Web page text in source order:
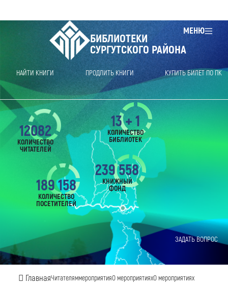
МЕНЮ
БИБЛИОТЕКИ
СУРГУТСКОГО РАЙОНА
НАЙТИ КНИГИ ПРОДЛИТЬ КНИГИ КУПИТЬ БИЛЕТ ПО ПК
ЗАДАТЬ ВОПРОС
ГлавнаяЧитателяммероприятияО мероприятияхО мероприятиях
12082
КОЛИЧЕСТВО
ЧИТАТЕЛЕЙ
189 158
КОЛИЧЕСТВО
ПОСЕТИТЕЛЕЙ
239 558
КНИЖНЫЙ
ФОНД
13 + 1
КОЛИЧЕСТВО
БИБЛИОТЕК